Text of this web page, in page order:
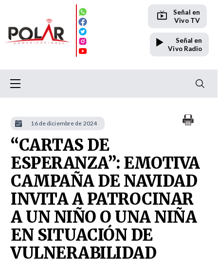
Señal en
Vivo TV
Señal en
Vivo Radio
“CARTAS DE
ESPERANZA”: EMOTIVA
CAMPAÑA DE NAVIDAD
INVITA A PATROCINAR
A UN NIÑO O UNA NIÑA
EN SITUACIÓN DE
VULNERABILIDAD
16 de diciembre de 2024